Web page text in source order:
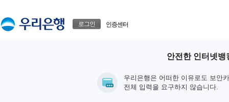
로그인 인증센터
안전한 인터넷뱅
우리은행은 어떠한 이유로도 보안
전체 입력을 요구하지 않습니다.